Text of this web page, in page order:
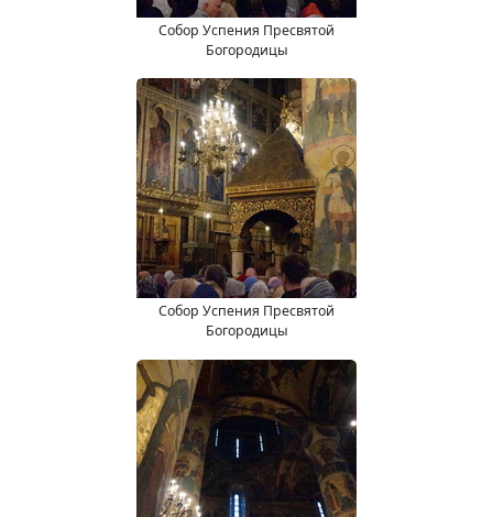
Собор Успения Пресвятой
Богородицы
Собор Успения Пресвятой
Богородицы